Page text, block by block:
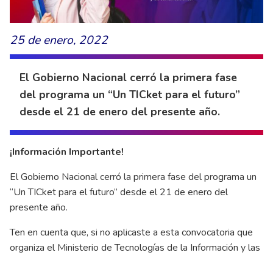
25 de enero, 2022
El Gobierno Nacional cerró la primera fase
del programa un “Un TICket para el futuro”
desde el 21 de enero del presente año.
¡Información Importante!
El Gobierno Nacional cerró la primera fase del programa un
“Un TICket para el futuro” desde el 21 de enero del
presente año.
Ten en cuenta que, si no aplicaste a esta convocatoria que
organiza el Ministerio de Tecnologías de la Información y las